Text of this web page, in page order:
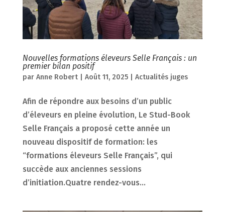
Nouvelles formations éleveurs Selle Français : un
premier bilan positif
par Anne Robert| Août 11, 2025| Actualités juges
Afin de répondre aux besoins d’un public
d’éleveurs en pleine évolution, Le Stud-Book
Selle Français a proposé cette année un
nouveau dispositif de formation: les
“formations éleveurs Selle Français”, qui
succède aux anciennes sessions
d’initiation.Quatre rendez-vous...